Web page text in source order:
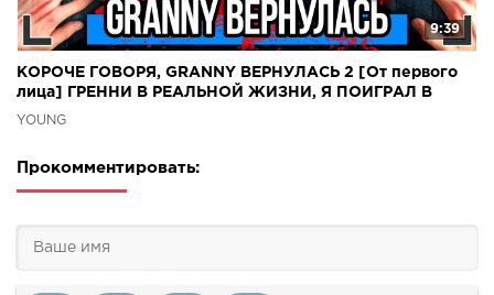
9:39
КОРОЧЕ ГОВОРЯ, GRANNY ВЕРНУЛАСЬ 2 [От первого
лица] ГРЕННИ В РЕАЛЬНОЙ ЖИЗНИ, Я ПОИГРАЛ В
ГРЕННИ
YOUNG
Прокомментировать: